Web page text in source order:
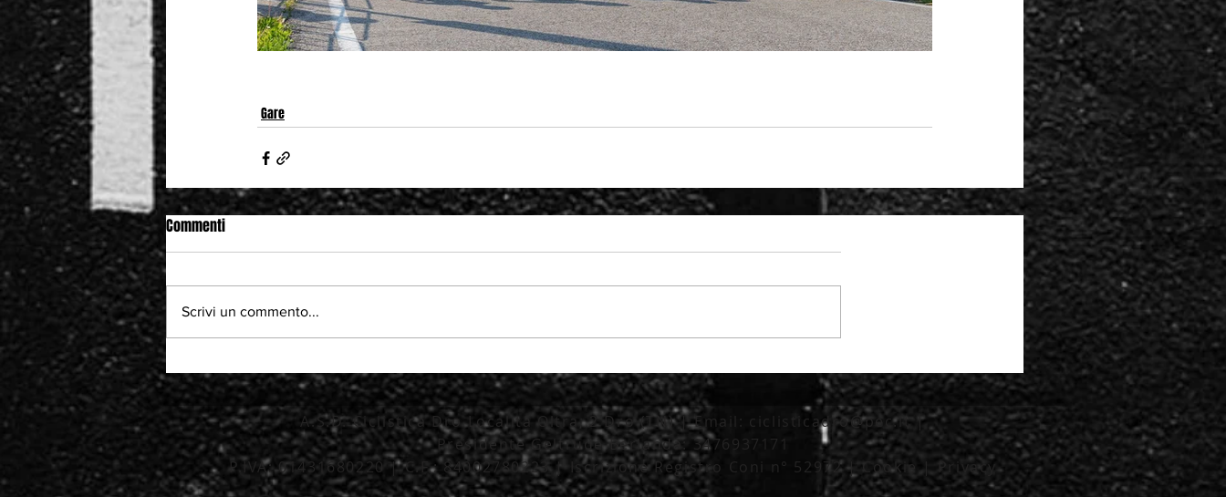
Gare
Commenti
Scrivi un commento...
A.S.D. Ciclistica Dro Località Oltra, 2 Dro (TN) | Email: ciclisticadro@pec.it|
Presidente Geltrude Berlanda: 3476937171
P.IVA: 01431680220 | C.F.: 84002780223 | Iscrizione Registro Coni n° 52972 | Cookie |
Privacy
_________________________________________________________________________________